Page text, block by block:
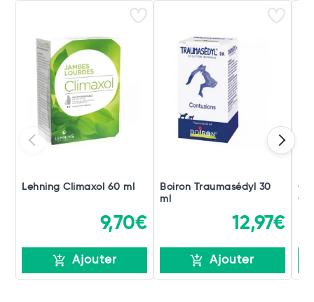
Lehning Climaxol 60 ml
9,70€
Ajouter
Boiron Traumasédyl 30
ml
12,97€
Ajouter